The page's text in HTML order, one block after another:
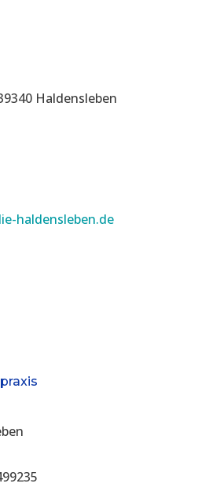
Haldensleben
haldensleben.de